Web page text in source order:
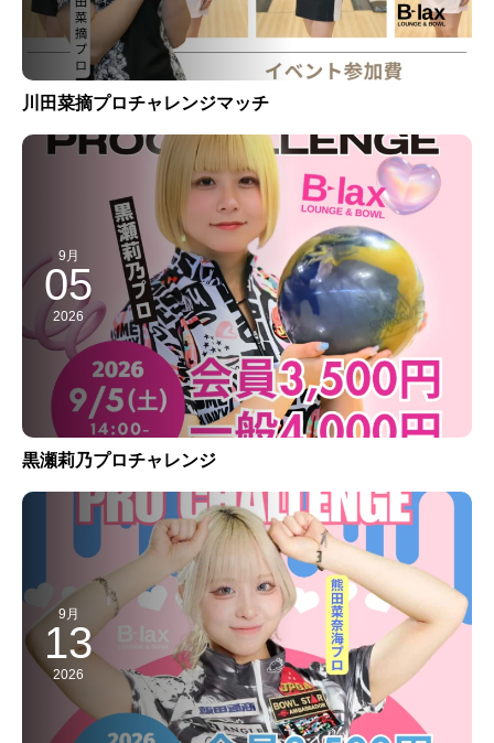
川田菜摘プロチャレンジマッチ
9月
05
2026
黒瀬莉乃プロチャレンジ
9月
13
2026